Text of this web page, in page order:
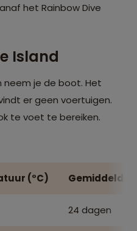
het Rainbow Dive
Island
neem je de boot. Het
er geen voertuigen.
te voet te bereiken.
(°C) Gemiddeld
24 dagen